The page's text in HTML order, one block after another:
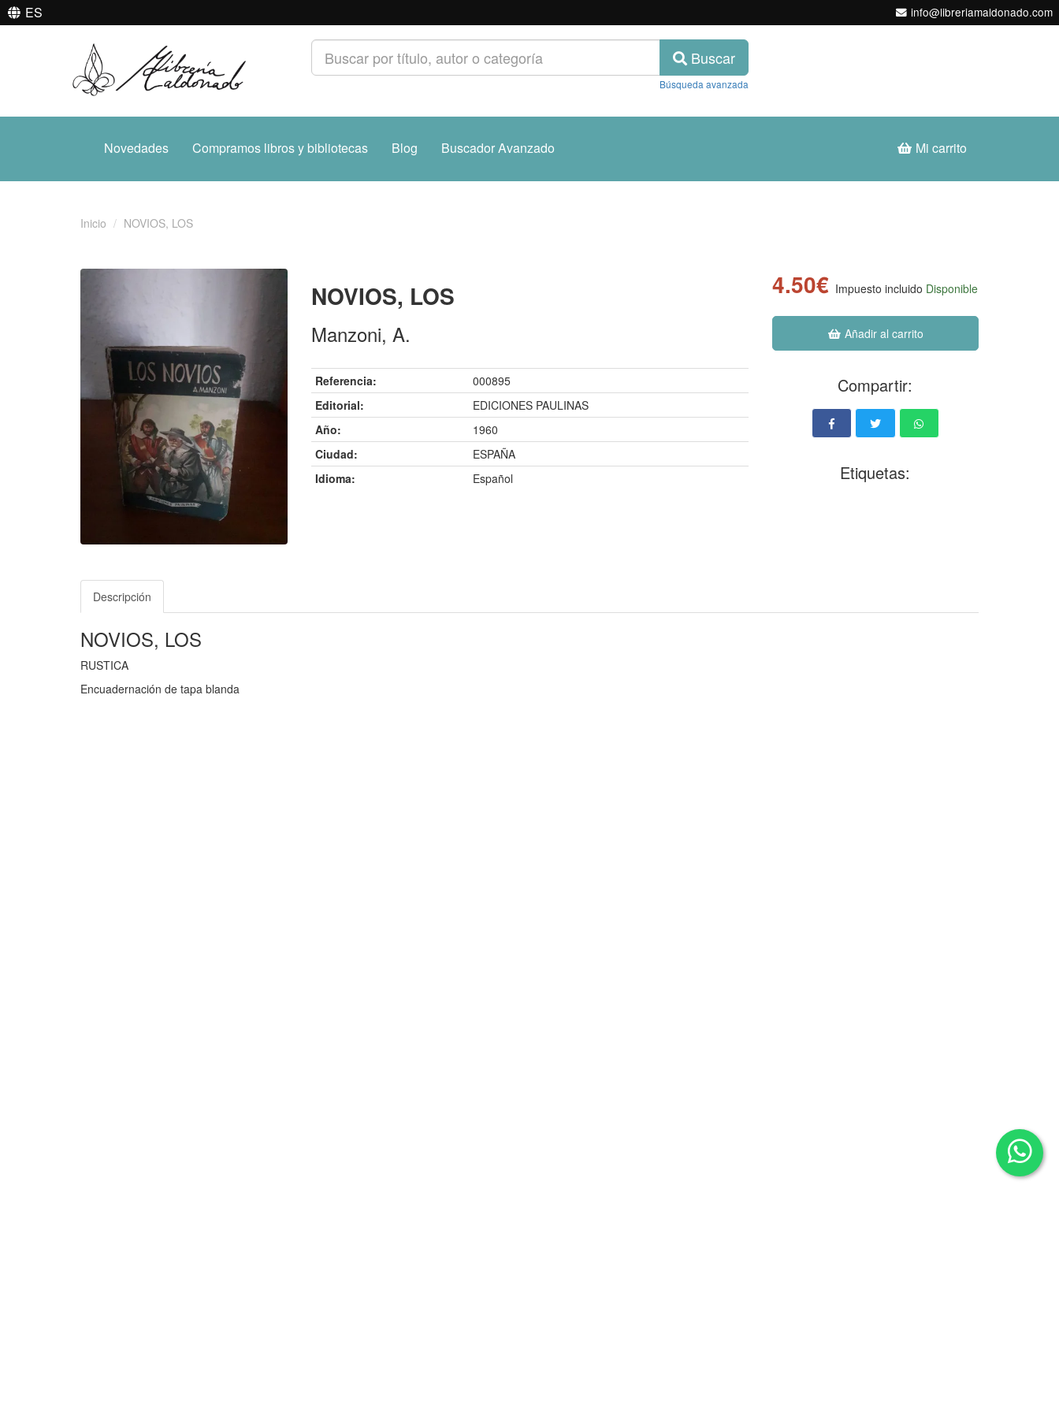
ES info@libreriamaldonado.com
Buscar
Búsqueda avanzada
Novedades Compramos libros y bibliotecas Blog Buscador Avanzado Mi carrito
Inicio NOVIOS, LOS
NOVIOS, LOS
Manzoni, A.
Referencia:
000895
Editorial:
EDICIONES PAULINAS
Año:
1960
Ciudad:
ESPAÑA
Idioma:
Español
4.50€ Impuesto incluido Disponible
Añadir al carrito
Compartir:
Etiquetas:
Descripción
NOVIOS, LOS
RUSTICA
Encuadernación de tapa blanda